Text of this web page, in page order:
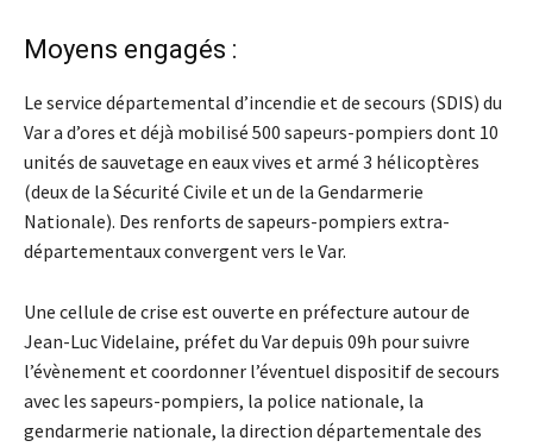
Moyens engagés :
Le service départemental d’incendie et de secours (SDIS) du
Var a d’ores et déjà mobilisé 500 sapeurs-pompiers dont 10
unités de sauvetage en eaux vives et armé 3 hélicoptères
(deux de la Sécurité Civile et un de la Gendarmerie
Nationale). Des renforts de sapeurs-pompiers extra-
départementaux convergent vers le Var.
Une cellule de crise est ouverte en préfecture autour de
Jean-Luc Videlaine, préfet du Var depuis 09h pour suivre
l’évènement et coordonner l’éventuel dispositif de secours
avec les sapeurs-pompiers, la police nationale, la
gendarmerie nationale, la direction départementale des